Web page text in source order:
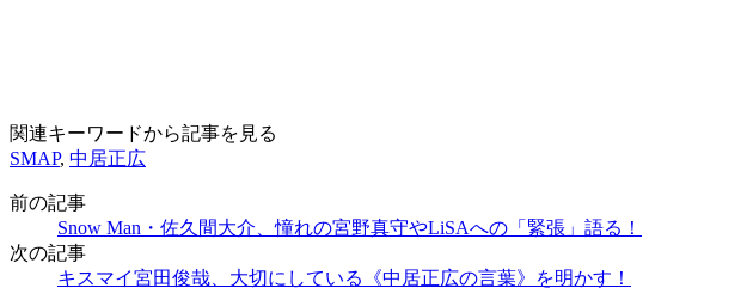
関連キーワードから記事を見る
SMAP, 中居正広
前の記事
Snow Man・佐久間大介、憧れの宮野真守やLiSAへの「緊張」語る！
次の記事
キスマイ宮田俊哉、大切にしている《中居正広の言葉》を明かす！